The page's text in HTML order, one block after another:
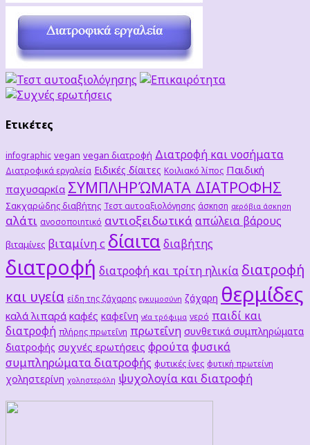
Ετικέτες
infographic vegan vegan διατροφή Διατροφή και νοσήματα
Διατροφικά εργαλεία Ειδικές δίαιτες Κοιλιακό λίπος Παιδική
παχυσαρκία ΣΥΜΠΛΗΡΏΜΑΤΑ ΔΙΑΤΡΟΦΗΣ
Σακχαρώδης διαβήτης Τεστ αυτοαξιολόγησης άσκηση αερόβια άσκηση
αλάτι ανοσοποιητικό αντιοξειδωτικά απώλεια βάρους
βιταμίνες βιταμίνη c δίαιτα διαβήτης
διατροφή διατροφή και τρίτη ηλικία διατροφή
και υγεία είδη της ζάχαρης εγκυμοσύνη ζάχαρη θερμίδες
καλά λιπαρά καφές καφεΐνη νέα τρόφιμα νερό παιδί και
διατροφή πλήρης πρωτεΐνη πρωτεΐνη συνθετικά συμπληρώματα
διατροφής συχνές ερωτήσεις φρούταφυσικά
συμπληρώματα διατροφής φυτικές ίνες φυτική πρωτείνη
χοληστερίνη χοληστερόλη ψυχολογία και διατροφή